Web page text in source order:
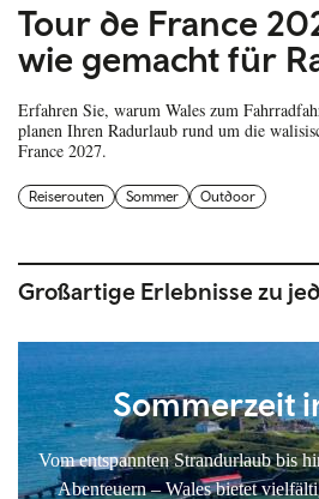
Tour de France
wie gemacht für
Erfahren Sie, warum Wales zum
planen Ihren Radurlaub rund um die
France 2027.
Reiserouten Sommer Outdoor
Großartige Erlebnisse zu
Sommerzeit
Vom entspannten Strandurlaub bis
Abenteuern – Wales bietet